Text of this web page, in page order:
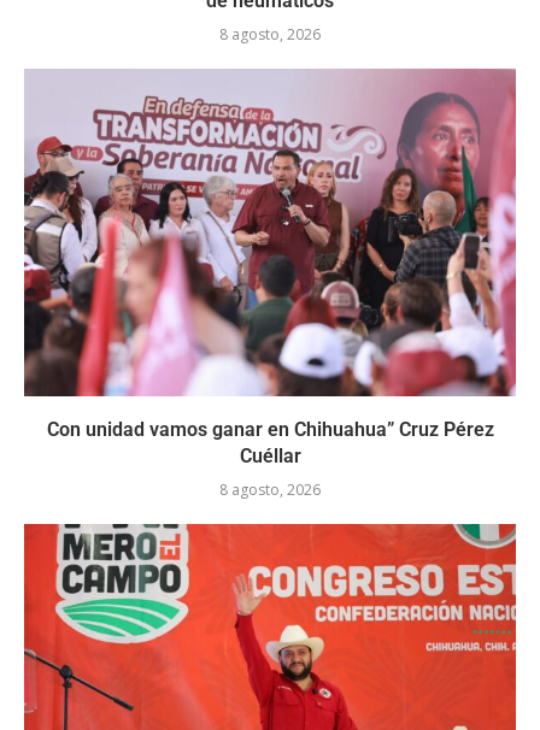
8 agosto, 2026
Con unidad vamos ganar en Chihuahua” Cruz Pérez
Cuéllar
8 agosto, 2026